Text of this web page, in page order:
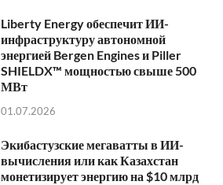
Liberty Energy обеспечит ИИ-
инфраструктуру автономной
энергией Bergen Engines и Piller
SHIELDX™ мощностью свыше 500
МВт
01.07.2026
Экибастузские мегаватты в ИИ-
вычисления или как Казахстан
монетизирует энергию на $10 млрд